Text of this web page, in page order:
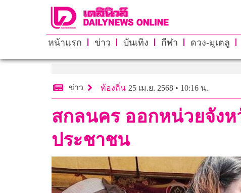
หน้าแรก ข่าว บันเทิง กีฬา ดวง-มูเตลู
ข่าว ท้องถิ่น 25 เม.ย. 2568 • 10:16 น.
สกลนคร ออกหน่วยจัง
ประชาชน